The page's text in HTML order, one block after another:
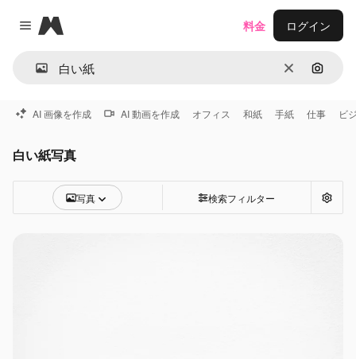
Close menu
Magnific
消去 画像で
料金 ログイン
AI 画像を作成 AI 動画を作成 オフィス 和紙 手紙 仕事 ビ
白い紙写真
写真 検索フィルター